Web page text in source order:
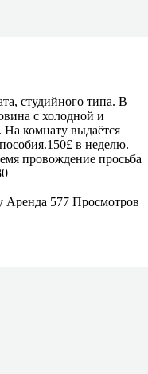
студийного типа. В
с холодной и
На комнату выдаётся
в неделю.
провождение просьба
Аренда 577 Просмотров